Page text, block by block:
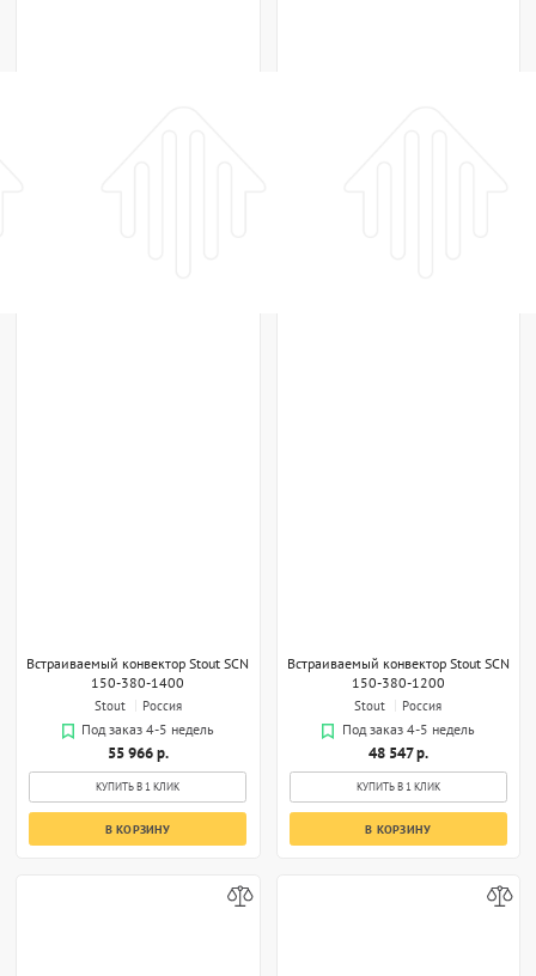
Встраиваемый конвектор Stout SCN
150-380-1400
Stout
Россия
Под заказ 4-5 недель
55 966 р.
КУПИТЬ В 1 КЛИК
В КОРЗИНУ
Встраиваемый конвектор Stout SCN
150-380-1200
Stout
Россия
Под заказ 4-5 недель
48 547 р.
КУПИТЬ В 1 КЛИК
В КОРЗИНУ